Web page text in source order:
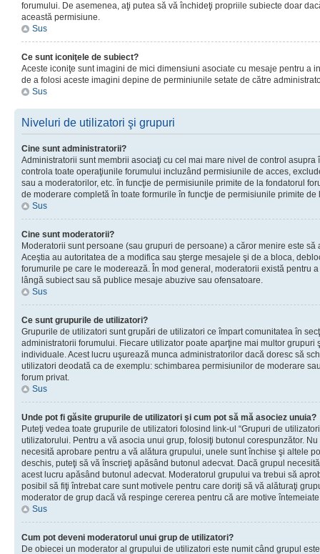
forumului. De asemenea, aţi putea să vă închideţi propriile subiecte doar
această permisiune.
Sus
Ce sunt iconiţele de subiect?
Aceste iconiţe sunt imagini de mici dimensiuni asociate cu mesaje pentru a
de a folosi aceste imagini depine de perminiunile setate de către
Sus
Niveluri de utilizatori şi grupuri
Cine sunt administratorii?
Administratorii sunt membrii asociaţi cu cel mai mare nivel de control asupra
controla toate operaţiunile forumului incluzând permisiunile de acces,
sau a moderatorilor, etc. în funcţie de permisiunile primite de la fondatorul
de moderare completă în toate formurile în funcţie de permisiunile primite de
Sus
Cine sunt moderatorii?
Moderatorii sunt persoane (sau grupuri de persoane) a căror menire este
Aceştia au autoritatea de a modifica sau şterge mesajele şi de a bloca,
forumurile pe care le moderează. În mod general, moderatorii există pentru
lângă subiect sau să publice mesaje abuzive sau ofensatoare.
Sus
Ce sunt grupurile de utilizatori?
Grupurile de utilizatori sunt grupări de utilizatori ce împart comunitatea în
administratorii forumului. Fiecare utilizator poate aparţine mai multor grupuri
individuale. Acest lucru uşurează munca administratorilor dacă doresc să
utilizatori deodată ca de exemplu: schimbarea permisiunilor de moderare
forum privat.
Sus
Unde pot fi găsite grupurile de utilizatori şi cum pot să mă asociez unuia?
Puteţi vedea toate grupurile de utilizatori folosind link-ul “Grupuri de
utilizatorului. Pentru a vă asocia unui grup, folosiţi butonul corespunzător.
necesită aprobare pentru a vă alătura grupului, unele sunt închise şi altele
deschis, puteţi să vă înscrieţi apăsând butonul adecvat. Dacă grupul
acest lucru apăsând butonul adecvat. Moderatorul grupului va trebui să
posibil să fiţi întrebat care sunt motivele pentru care doriţi să vă alăturaţi
moderator de grup dacă vă respinge cererea pentru că are motive
Sus
Cum pot deveni moderatorul unui grup de utilizatori?
De obiecei un moderator al grupului de utilizatori este numit când grupul